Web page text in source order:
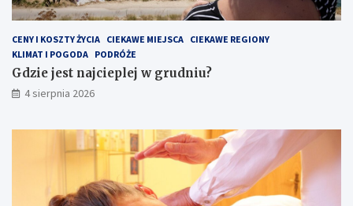
CENY I KOSZTY ŻYCIA CIEKAWE MIEJSCA CIEKAWE REGIONY
KLIMAT I POGODA PODRÓŻE
Gdzie jest najcieplej w grudniu?
4 sierpnia 2026